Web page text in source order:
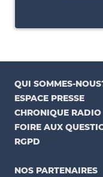
QUI SOMMES-
ESPACE PRESSE
CHRONIQUE RADIO
FOIRE AUX
RGPD
NOS PARTENAIRES